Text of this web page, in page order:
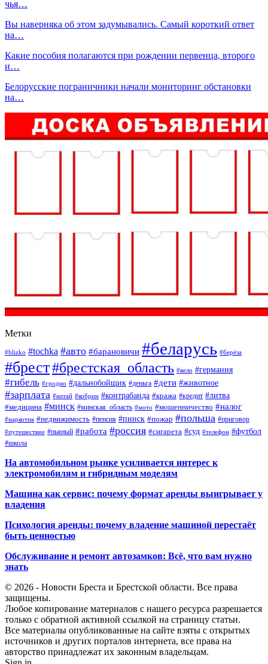
чья…
Вы наверняка об этом задумывались. Самый короткий ответ
на…
Какие пособия полагаются при рождении первенца, второго
и…
Белорусские пограничники начали мониторинг обстановки
на…
Метки
#blizko #tochka #авто #барановичи #беларусь #берёза
#брест#брестская_область #вело #германия
#гибель #гродно #дальнобойщик #деньга #дети #животное
#зарплата #китай #кобрин #контрабанда #кража #кредит #литва
#медицина #минск #минская_область #мото #мошенничество #налог
#наркотик #недвижимость #пенсия #пинск #пожар #польша #приговор
#путешествие #пьяный #работа #россия #сигарета #суд #телефон #футбол
#школа
На автомобильном рынке усиливается интерес к
электромобилям и гибридным моделям
Машина как сервис: почему формат аренды выигрывает у
владения
Психология аренды: почему владение машиной перестаёт
быть ценностью
Обслуживание и ремонт автозамков: Всё, что вам нужно
знать
© 2026 - Новости Бреста и Брестской области. Все права
защищены.
Любое копирование материалов с нашего ресурса разрешается
только с обратной активной ссылкой на страницу статьи.
Все материалы опубликованные на сайте взяты с открытых
источников и других порталов интернета, все права на
авторство принадлежат их законным владельцам.